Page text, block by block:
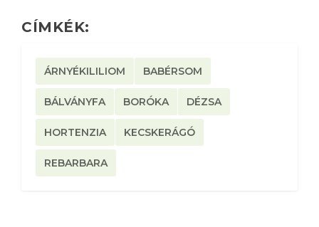
CÍMKÉK:
ÁRNYÉKILILIOM BABÉRSOM
BÁLVÁNYFA BORÓKA DÉZSA
HORTENZIA KECSKERÁGÓ
REBARBARA